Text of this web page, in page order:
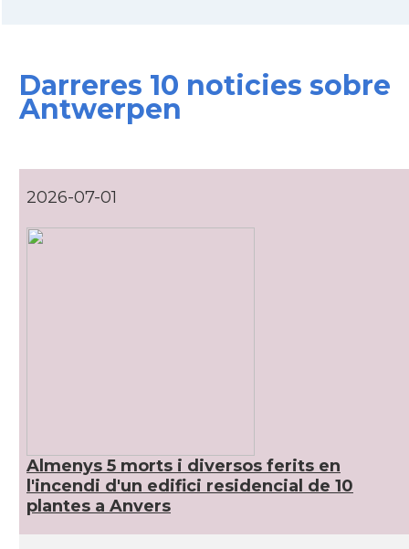
Darreres 10 noticies sobre
Antwerpen
2026-07-01
Almenys 5 morts i diversos ferits en
l'incendi d'un edifici residencial de 10
plantes a Anvers